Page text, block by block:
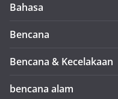
Bahasa
Bencana
Bencana & Kecelakaan
bencana alam